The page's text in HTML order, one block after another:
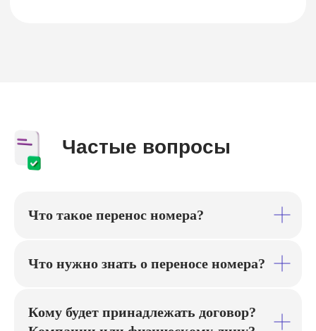
Что такое перенос номера?
Что нужно знать о переносе номера?
Кому будет принадлежать договор?